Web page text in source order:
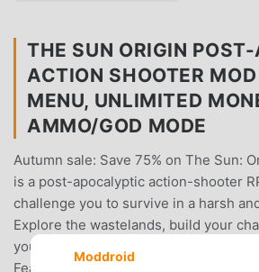
THE SUN ORIGIN
ACTION SHOOTER
MENU, UNLIMITED
AMMO/GOD MODE
Autumn sale: Save 75% on The Sun:
is a post-apocalyptic action-shooter
challenge you to survive in a harsh
Explore the wastelands, build your
your life against mutants, bandits,
Features:* Explore a vast and
Moddroid